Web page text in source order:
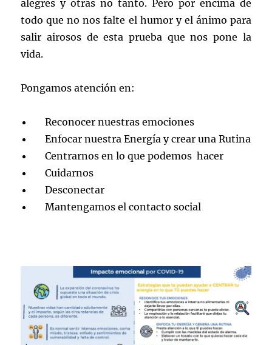
alegres y otras no tanto. Pero por encima de
todo que no nos falte el humor y el ánimo para
salir airosos de esta prueba que nos pone la
vida.
Pongamos atención en:
Reconocer nuestras emociones
Enfocar nuestra Energía y crear una Rutina
Centrarnos en lo que podemos hacer
Cuidarnos
Desconectar
Mantengamos el contacto social